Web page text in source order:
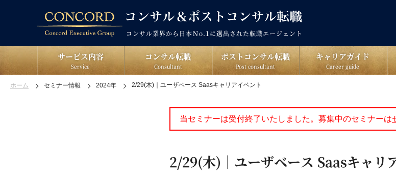
コンサル業界から日本Ｎo.1に選出された転職エージェント
サービス内容
Service
コンサル転職
Consultant
ポストコンサル転職
Post consultant
キャリアガイド
Career guide
ホーム セミナー情報 2024年 2/29(木)｜ユーザベース Saasキャリアイベント
当セミナーは受付終了いたしました。募集中のセミナーは
2/29(木)｜ユーザベース Saasキャリ